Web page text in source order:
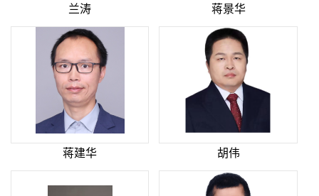
兰涛 蒋景华
蒋建华 胡伟